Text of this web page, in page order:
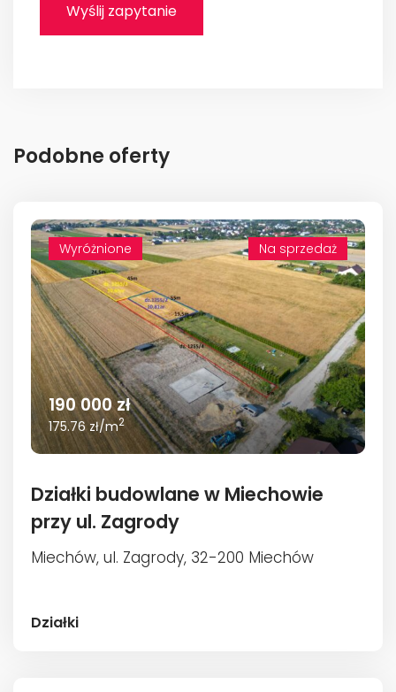
Podobne oferty
Wyróżnione
Wyróżnione Na sprzedaż
190 000 zł
175.76 zł/m2
Działki budowlane w Miechowie
przy ul. Zagrody
Miechów, ul. Zagrody, 32-200 Miechów
Działki